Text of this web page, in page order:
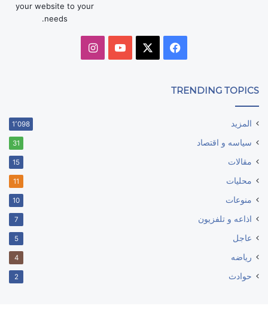
your website to your
needs.
فيسبوك ‫YouTubeانستقرام
TRENDING TOPICS
المزيد 1٬098
سياسه و اقتصاد 31
مقالات 15
محليات 11
منوعات 10
اذاعه و تلفزيون 7
عاجل 5
رياضه 4
حوادث 2